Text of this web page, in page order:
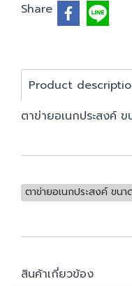
Share
Product
ตาข่ายอเนกประสงค์
ตาข่ายอเนกประสงค์ ขน
สินค้าเกี่ยวข้อง